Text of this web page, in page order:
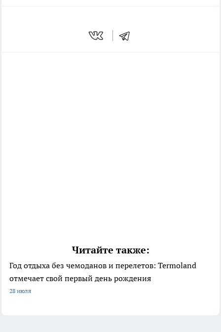
Читайте также:
Год отдыха без чемоданов и перелетов: Termoland
отмечает свой первый день рождения
28 июля